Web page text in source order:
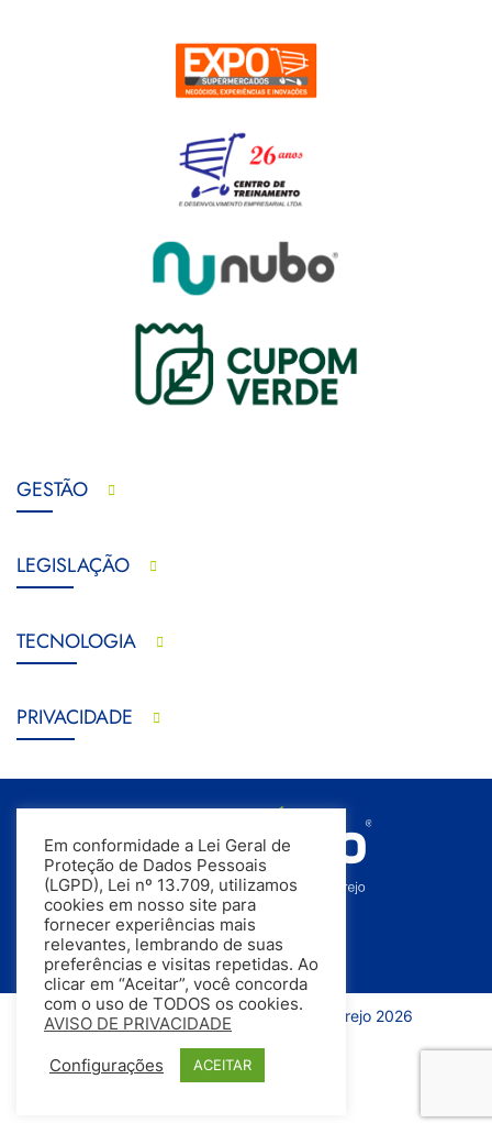
GESTÃO
LEGISLAÇÃO
TECNOLOGIA
PRIVACIDADE
Todos os direitos reservados | InfoVarejo 2026
Em conformidade a Lei Geral de
Proteção de Dados Pessoais
(LGPD), Lei nº 13.709, utilizamos
cookies em nosso site para
fornecer experiências mais
relevantes, lembrando de suas
preferências e visitas repetidas. Ao
clicar em “Aceitar”, você concorda
com o uso de TODOS os cookies.
AVISO DE PRIVACIDADE
Configurações ACEITAR